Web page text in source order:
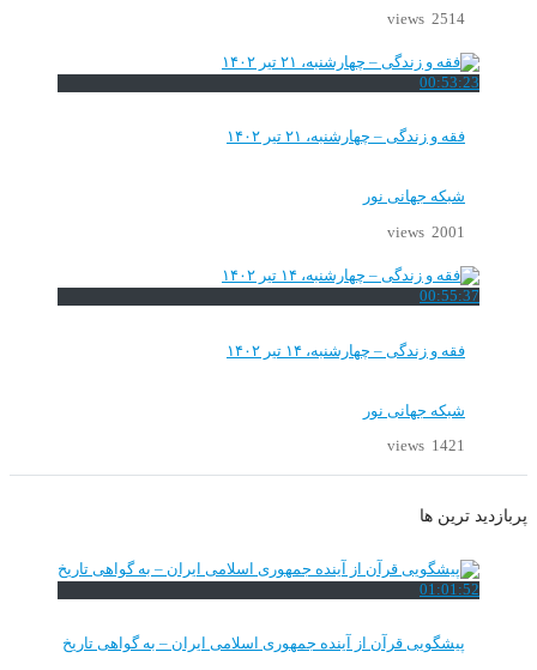
2514 views
00:53:23
فقه و زندگی – چهارشنبه، ۲۱ تیر ۱۴۰۲
شبکه جهانی نور
2001 views
00:55:37
فقه و زندگی – چهارشنبه، ۱۴ تیر ۱۴۰۲
شبکه جهانی نور
1421 views
پربازدید ترین ها
01:01:52
پیشگویی قرآن از آینده جمهوری اسلامی ایران – به گواهی تاریخ